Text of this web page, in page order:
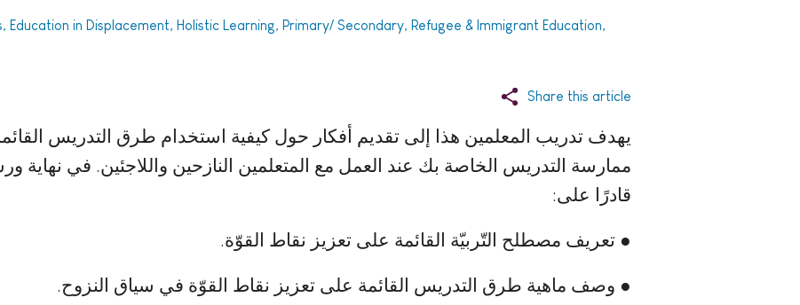
in Displacement, Holistic Learning, Primary/ Secondary, Refugee & Immigrant Education,
Share this article
يهدف تدريب المعلمين هذا إلى تقديم أفكار حول كيفية استخدام طرق التدريس
ممارسة التدريس الخاصة بك عند العمل مع المتعلمين النازحين واللاجئين. في
قادرًا على:
● تعریف مصطلح التّربیّة القائمة على تعزیز نقاط القوّة.
● وصف ماھیة طرق التدریس القائمة على تعزيز نقاط القوّة في سیاق النزوح.